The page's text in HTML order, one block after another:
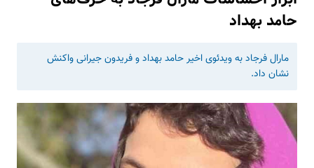
حامد بهداد
مارال فرجاد به ویدئوی اخیر حامد بهداد و فریدون جیرانی واکنش
نشان داد.